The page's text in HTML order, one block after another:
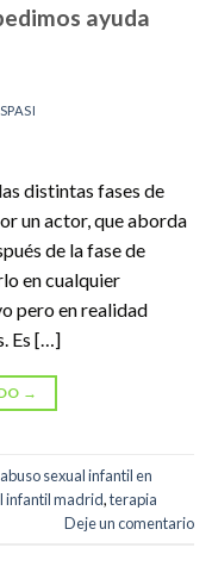
ayuda
distintas fases de
un actor, que aborda
de la fase de
en cualquier
pero en realidad
Es […]
→
abuso sexual infantil en
infantil madrid,terapia
Deje un comentario